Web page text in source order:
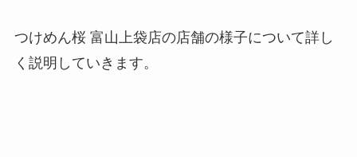
つけめん桜 富山上袋店の店舗の様子について詳し
く説明していきます。